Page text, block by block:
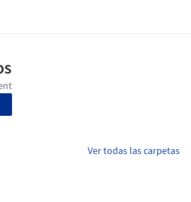
Ver todas las carpetas